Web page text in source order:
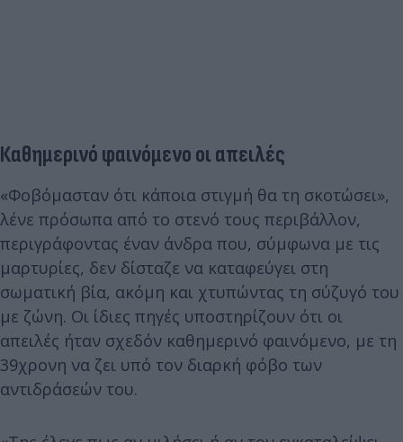
Καθημερινό φαινόμενο οι απειλές
«Φοβόμασταν ότι κάποια στιγμή θα τη σκοτώσει»,
λένε πρόσωπα από το στενό τους περιβάλλον,
περιγράφοντας έναν άνδρα που, σύμφωνα με τις
μαρτυρίες, δεν δίσταζε να καταφεύγει στη
σωματική βία, ακόμη και χτυπώντας τη σύζυγό του
με ζώνη. Οι ίδιες πηγές υποστηρίζουν ότι οι
απειλές ήταν σχεδόν καθημερινό φαινόμενο, με τη
39χρονη να ζει υπό τον διαρκή φόβο των
αντιδράσεών του.